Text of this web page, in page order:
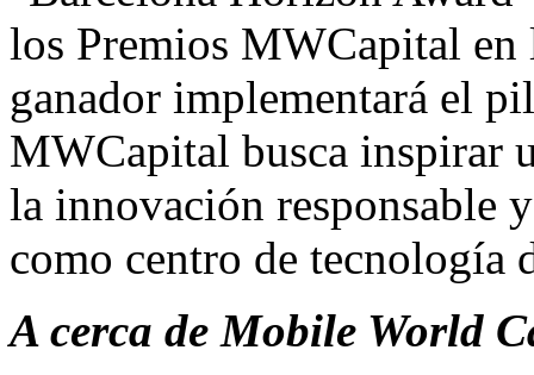
los Premios MWCapital
ganador implementará el
MWCapital busca inspirar
la innovación responsable
como centro de tecnología
A cerca de Mobile World